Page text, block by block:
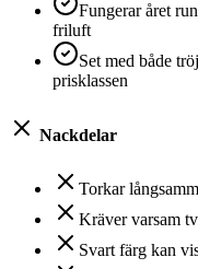
Fungerar året
friluft
Set med både
prisklassen
Nackdelar
Torkar
Kräver varsam
Svart färg kan